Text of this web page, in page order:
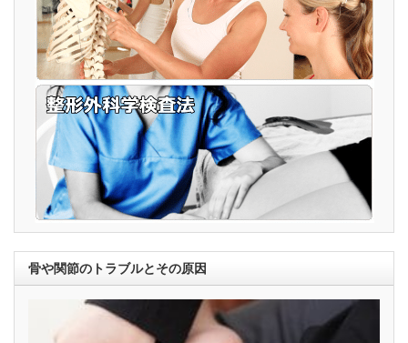
骨や関節のトラブルとその原因